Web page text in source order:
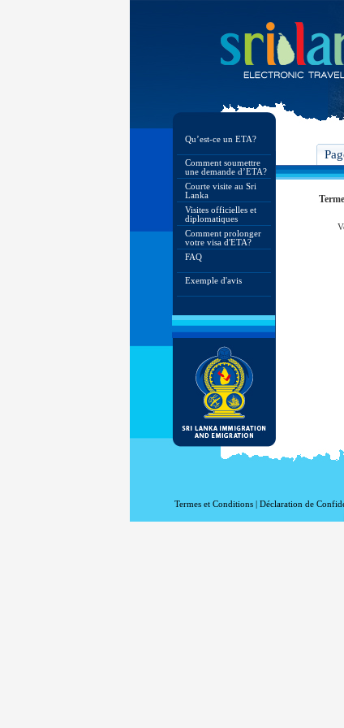
Qu’est-ce un ETA?
Comment soumettre
une demande d’ETA?
Courte visite au Sri
Lanka
Visites officielles et
diplomatiques
Comment prolonger
votre visa d'ETA?
FAQ
Exemple d'avis
Termes et Conditions | Déclaration de